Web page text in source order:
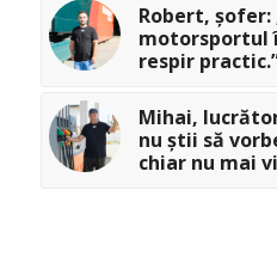
Robert, șofer:
motorsportul
respir
Mihai,
nu știi să
chiar nu mai